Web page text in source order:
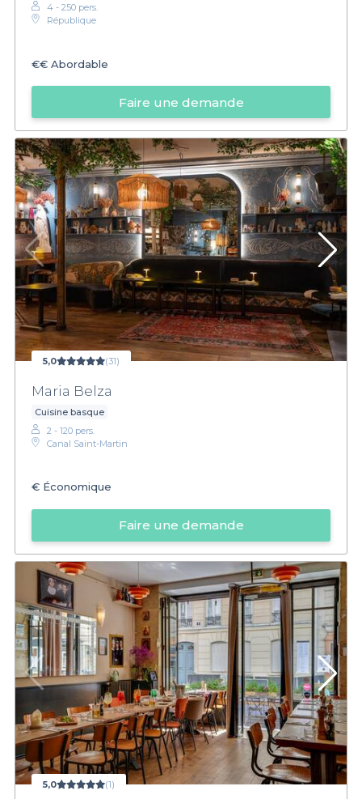
4 - 250 pers.
République
€€ Abordable
Faire une demande
5,0 (31)
Maria Belza
Cuisine basque
2 - 120 pers.
Canal Saint-Martin
€ Économique
Faire une demande
5,0 (1)